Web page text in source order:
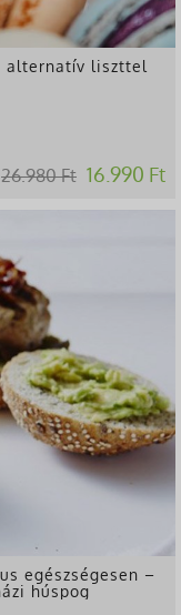
alternatív liszttel
26.980 Ft 16.990 Ft
egészségesen –
húspog